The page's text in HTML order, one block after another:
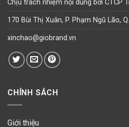
Chịu trách nhiệm nội dung bởi CTCP
170 Bùi Thị Xuân, P. Phạm Ngũ Lão,
xinchao@giobrand.vn
CHÍNH SÁCH
Giới thiệu